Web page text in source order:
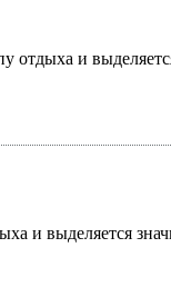
отдыха и
и выделяется